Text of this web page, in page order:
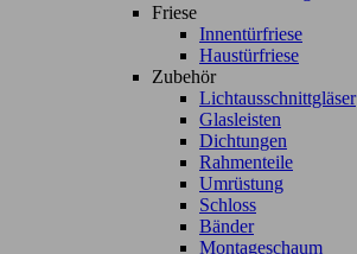
Friese
Innentürfriese
Haustürfriese
Zubehör
Lichtausschnittgläser
Glasleisten
Dichtungen
Rahmenteile
Umrüstung
Schloss
Bänder
Montageschaum